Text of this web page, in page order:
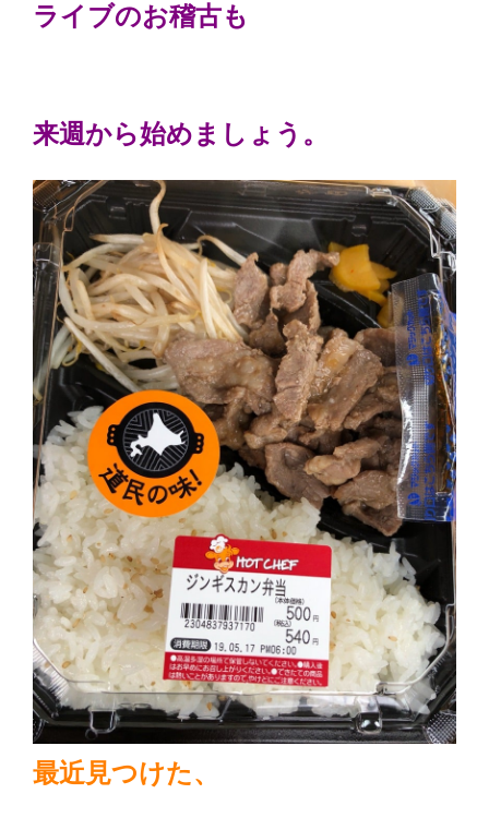
ライブのお稽古も
来週から始めましょう。
最近見つけた、